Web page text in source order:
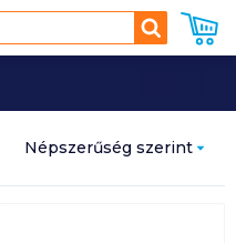
Keresés
Népszerűség szerint